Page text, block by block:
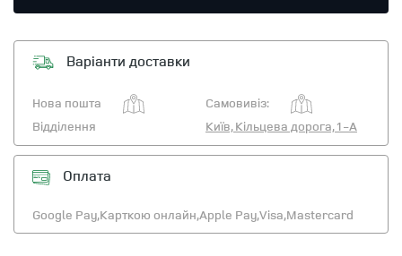
Варіанти доставки
Нова пошта
Самовивіз:
Відділення
Київ, Кільцева дорога, 1-А
Оплата
Google Pay,Карткою онлайн,Apple Pay,Visa,Mastercard